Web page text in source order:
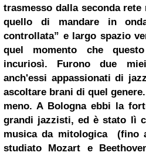
trasmesso dalla seconda
quello di mandare in
controllata” e largo spazio
quel momento che
incuriosì. Furono due
anch'essi appassionati di
ascoltare brani di quel
meno. A Bologna ebbi la
grandi jazzisti, ed è stato lì
musica da mitologica (fino
studiato Mozart e